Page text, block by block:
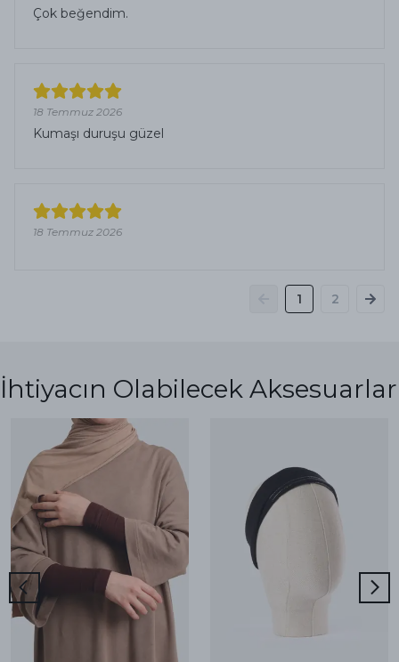
Çok beğendim.
18 Temmuz 2026
Kumaşı duruşu güzel
18 Temmuz 2026
1 2
İhtiyacın Olabilecek Aksesuarlar